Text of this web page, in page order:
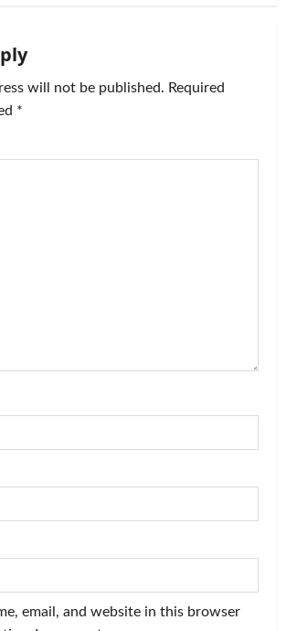
will not be published. Required
*
email, and website in this browser